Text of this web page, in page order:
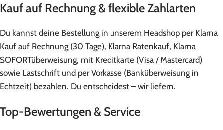
Kauf auf Rechnung & flexible Zahlarten
Du kannst deine Bestellung in unserem Headshop per Klarna
Kauf auf Rechnung (30 Tage), Klarna Ratenkauf, Klarna
SOFORTüberweisung, mit Kreditkarte (Visa / Mastercard)
sowie Lastschrift und per Vorkasse (Banküberweisung in
Echtzeit) bezahlen. Du entscheidest – wir liefern.
Top-Bewertungen & Service